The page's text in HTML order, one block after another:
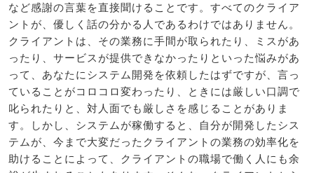
など感謝の言葉を直接聞けることです。すべてのクライア
ントが、優しく話の分かる人であるわけではありません。
クライアントは、その業務に手間が取られたり、ミスがあ
ったり、サービスが提供できなかったりといった悩みがあ
って、あなたにシステム開発を依頼したはずですが、言っ
ていることがコロコロ変わったり、ときには厳しい口調で
叱られたりと、対人面でも厳しさを感じることがありま
す。しかし、システムが稼働すると、自分が開発したシス
テムが、今まで大変だったクライアントの業務の効率化を
助けることによって、クライアントの職場で働く人にも余